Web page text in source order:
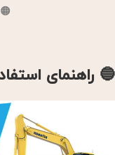
🔵 راهنمای